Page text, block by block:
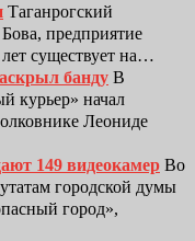
Таганрогский
предприятие
существует на…
банду В
курьер» начал
Леониде
149 видеокамер Во
городской думы
город»,